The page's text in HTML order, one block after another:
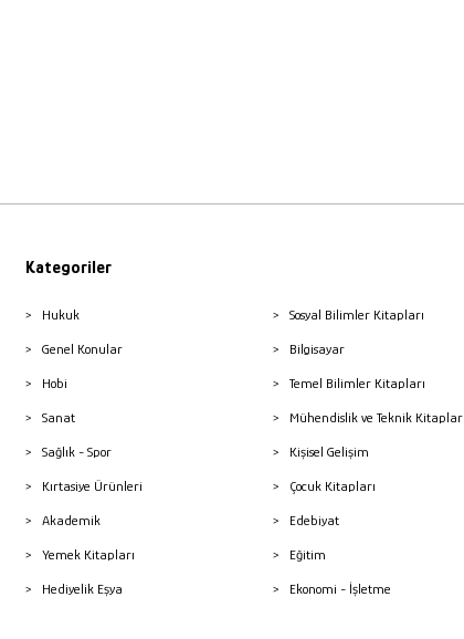
Kategoriler
Hukuk
Genel Konular
Hobi
Sanat
Sağlık - Spor
Kırtasiye Ürünleri
Akademik
Yemek Kitapları
Hediyelik Eşya
Sosyal Bilimler Kitapları
Bilgisayar
Temel Bilimler Kitapları
Mühendislik ve Teknik Kitaplar
Kişisel Gelişim
Çocuk Kitapları
Edebiyat
Eğitim
Ekonomi - İşletme